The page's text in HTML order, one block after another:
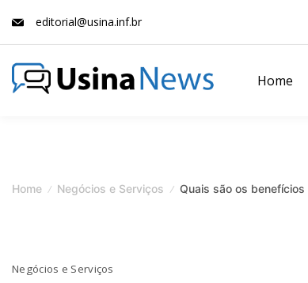
editorial@usina.inf.br
Home
Home Negócios e Serviços Quais são os
Negócios e Serviços